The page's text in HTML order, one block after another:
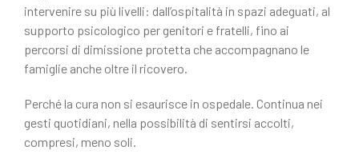
intervenire su più livelli: dall’ospitalità in spazi adeguati, al
supporto psicologico per genitori e fratelli, fino ai
percorsi di dimissione protetta che accompagnano le
famiglie anche oltre il ricovero.
Perché la cura non si esaurisce in ospedale. Continua nei
gesti quotidiani, nella possibilità di sentirsi accolti,
compresi, meno soli.